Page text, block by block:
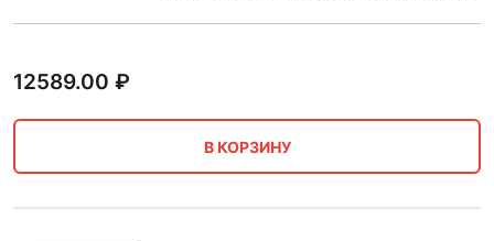
12589.00 ₽
В КОРЗИНУ